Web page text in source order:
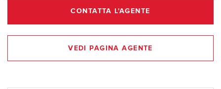
CONTATTA L'AGENTE
VEDI PAGINA AGENTE